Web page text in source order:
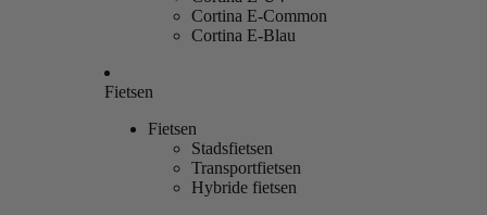
Cortina E-Common
Cortina E-Blau
Fietsen
Fietsen
Stadsfietsen
Transportfietsen
Hybride fietsen